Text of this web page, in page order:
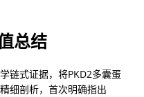
总结
链式证据，将PKD2多囊蛋
细剖析，首次明确指出